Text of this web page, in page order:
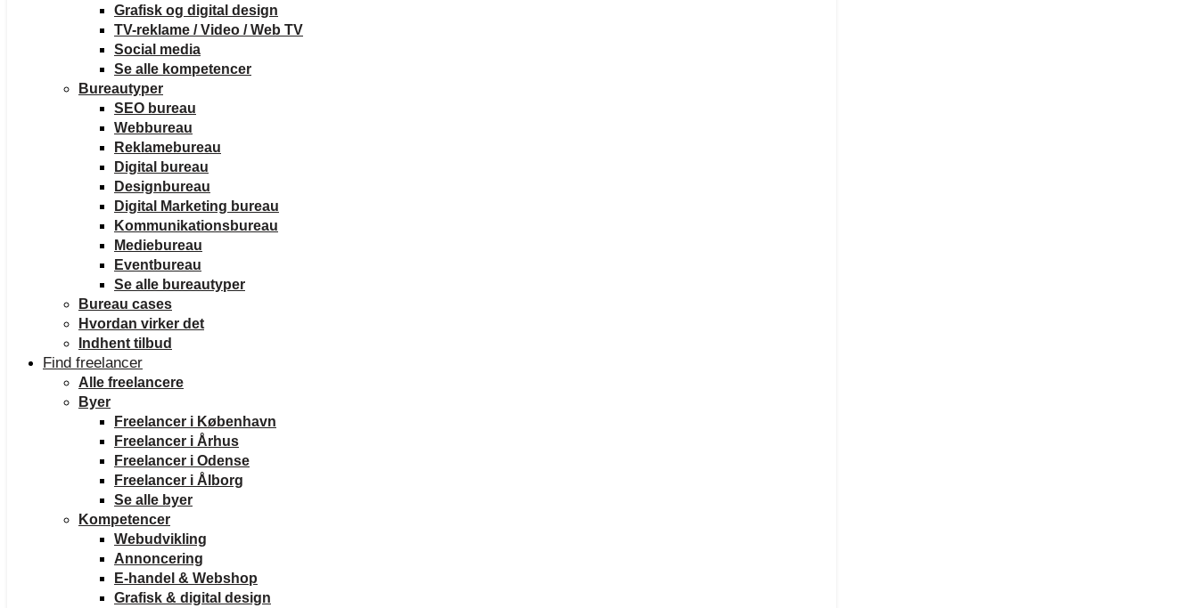
Grafisk og digital design
TV-reklame / Video / Web TV
Social media
Se alle kompetencer
Bureautyper
SEO bureau
Webbureau
Reklamebureau
Digital bureau
Designbureau
Digital Marketing bureau
Kommunikationsbureau
Mediebureau
Eventbureau
Se alle bureautyper
Bureau cases
Hvordan virker det
Indhent tilbud
Find freelancer
Alle freelancere
Byer
Freelancer i København
Freelancer i Århus
Freelancer i Odense
Freelancer i Ålborg
Se alle byer
Kompetencer
Webudvikling
Annoncering
E-handel & Webshop
Grafisk & digital design